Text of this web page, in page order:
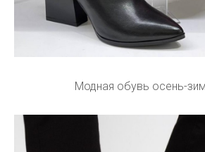
Модная обувь осень-